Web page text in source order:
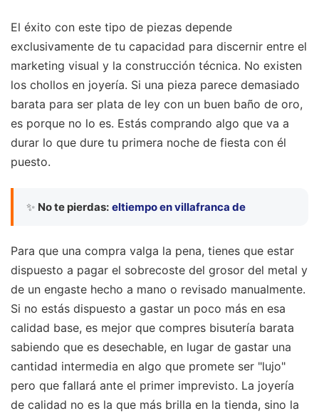
El éxito con este tipo de piezas depende
exclusivamente de tu capacidad para discernir entre el
marketing visual y la construcción técnica. No existen
los chollos en joyería. Si una pieza parece demasiado
barata para ser plata de ley con un buen baño de oro,
es porque no lo es. Estás comprando algo que va a
durar lo que dure tu primera noche de fiesta con él
puesto.
✨ No te pierdas: eltiempo en villafranca de
Para que una compra valga la pena, tienes que estar
dispuesto a pagar el sobrecoste del grosor del metal y
de un engaste hecho a mano o revisado manualmente.
Si no estás dispuesto a gastar un poco más en esa
calidad base, es mejor que compres bisutería barata
sabiendo que es desechable, en lugar de gastar una
cantidad intermedia en algo que promete ser "lujo"
pero que fallará ante el primer imprevisto. La joyería
de calidad no es la que más brilla en la tienda, sino la